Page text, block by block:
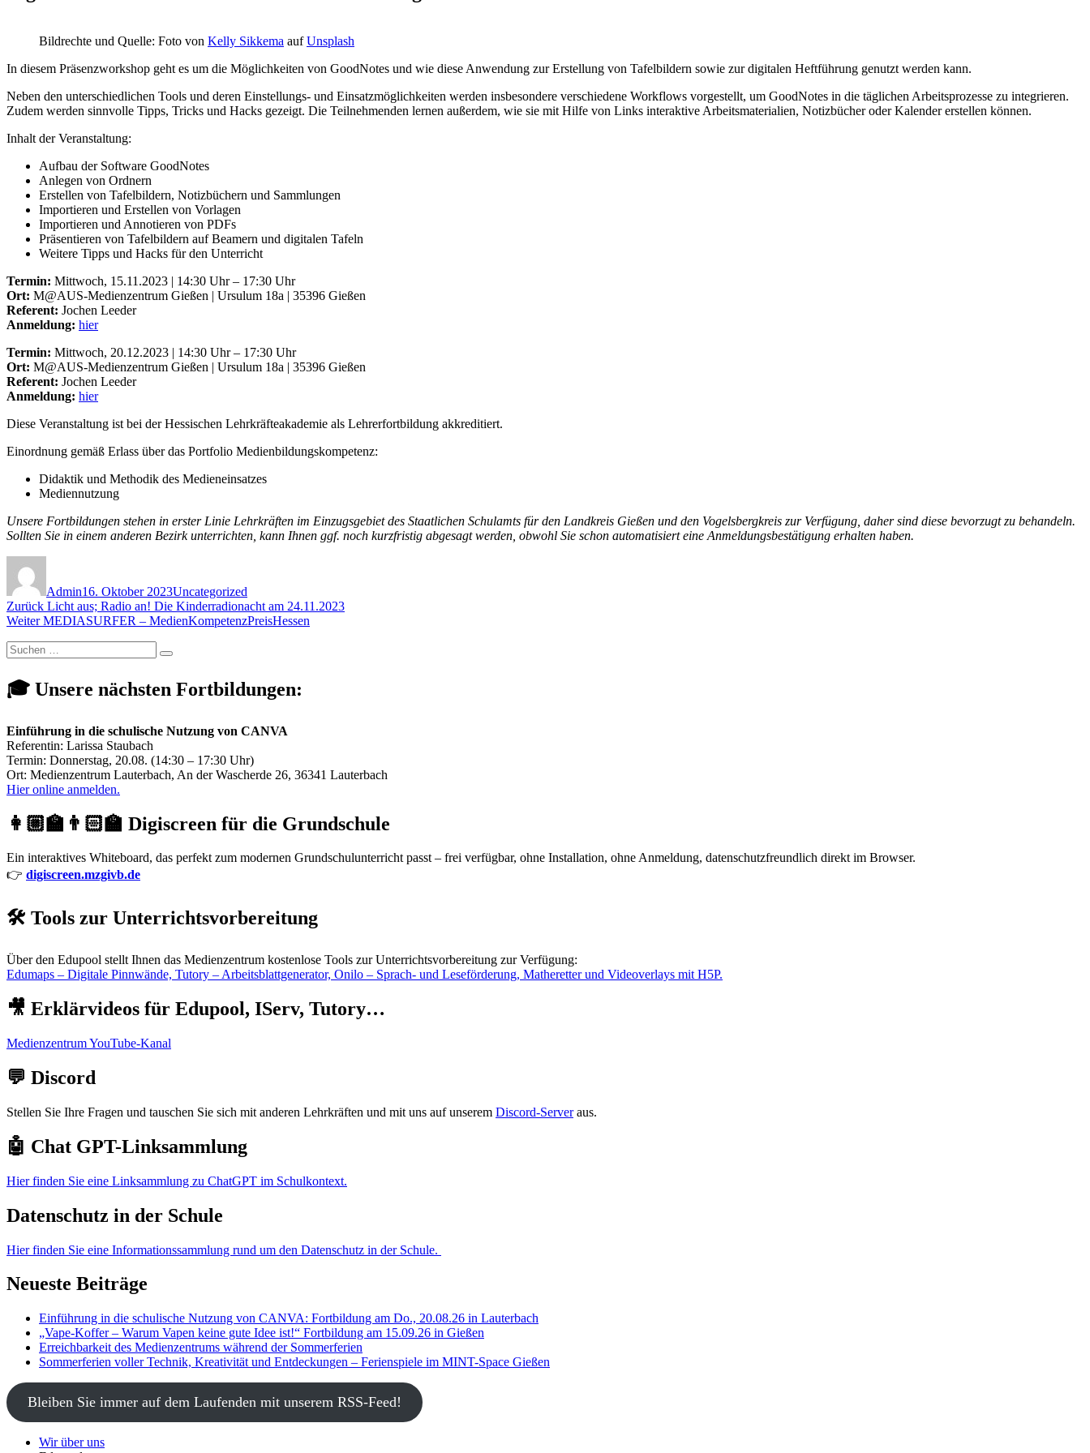
Bildrechte und Quelle: Foto von Kelly Sikkema aufUnsplash
In diesem Präsenzworkshop geht es um die Möglichkeiten von GoodNotes und wie diese Anwendung zur Erstellung von Tafelbildern sowie zur digitalen Heftführung genutzt werden kann.
Neben den unterschiedlichen Tools und deren Einstellungs- und Einsatzmöglichkeiten werden insbesondere verschiedene Workflows vorgestellt, um GoodNotes in die täglichen Arbeitsprozesse zu integrieren.
Zudem werden sinnvolle Tipps, Tricks und Hacks gezeigt. Die Teilnehmenden lernen außerdem, wie sie mit Hilfe von Links interaktive Arbeitsmaterialien, Notizbücher oder Kalender erstellen können.
Inhalt der Veranstaltung:
Aufbau der Software GoodNotes
Anlegen von Ordnern
Erstellen von Tafelbildern, Notizbüchern und Sammlungen
Importieren und Erstellen von Vorlagen
Importieren und Annotieren von PDFs
Präsentieren von Tafelbildern auf Beamern und digitalen Tafeln
Weitere Tipps und Hacks für den Unterricht
Termin: Mittwoch, 15.11.2023 | 14:30 Uhr – 17:30 Uhr
Ort: M@AUS-Medienzentrum Gießen | Ursulum 18a | 35396 Gießen
Referent: Jochen Leeder
Anmeldung: hier
Termin: Mittwoch, 20.12.2023 | 14:30 Uhr – 17:30 Uhr
Ort: M@AUS-Medienzentrum Gießen | Ursulum 18a | 35396 Gießen
Referent: Jochen Leeder
Anmeldung: hier
Diese Veranstaltung ist bei der Hessischen Lehrkräfteakademie als Lehrerfortbildung akkreditiert.
Einordnung gemäß Erlass über das Portfolio Medienbildungskompetenz:
Didaktik und Methodik des Medieneinsatzes
Mediennutzung
Unsere Fortbildungen stehen in erster Linie Lehrkräften im Einzugsgebiet des Staatlichen Schulamts für den Landkreis Gießen und den Vogelsbergkreis zur Verfügung, daher sind diese bevorzugt zu behandeln.
Sollten Sie in einem anderen Bezirk unterrichten, kann Ihnen ggf. noch kurzfristig abgesagt werden, obwohl Sie schon automatisiert eine Anmeldungsbestätigung erhalten haben.
Admin16. Oktober 2023Uncategorized
Beitragsnavigation
Zurück Vorheriger
Beitrag:
Licht aus; Radio an! Die Kinderradionacht am 24.11.2023
Weiter Nächster
MEDIASURFER – MedienKompetenzPreisHessen
Suchen
nach:
Suchen
🎓 Unsere nächsten Fortbildungen:
Einführung in die schulische Nutzung von CANVA
Referentin: Larissa Staubach
Termin: Donnerstag, 20.08. (14:30 – 17:30 Uhr)
Ort: Medienzentrum Lauterbach, An der Wascherde 26, 36341 Lauterbach
Hier online anmelden.
👩🏼‍🏫👨🏻‍🏫 Digiscreen für die Grundschule
Ein interaktives Whiteboard, das perfekt zum modernen Grundschulunterricht passt – frei verfügbar, ohne Installation, ohne Anmeldung, datenschutzfreundlich direkt im Browser.
👉 digiscreen.mzgivb.de
🛠️ Tools zur Unterrichtsvorbereitung
Über den Edupool stellt Ihnen das Medienzentrum kostenlose Tools zur Unterrichtsvorbereitung zur Verfügung:
Edumaps – Digitale Pinnwände, Tutory – Arbeitsblattgenerator, Onilo – Sprach- und Leseförderung, Matheretter und Videoverlays mit H5P.
🎥 Erklärvideos für Edupool, IServ, Tutory…
Medienzentrum YouTube-Kanal
💬 Discord
Stellen Sie Ihre Fragen und tauschen Sie sich mit anderen Lehrkräften und mit uns auf unserem Discord-Serveraus.
🤖 Chat GPT-Linksammlung
Hier finden Sie eine Linksammlung zu ChatGPT im Schulkontext.
Datenschutz in der Schule
Hier finden Sie eine Informationssammlung rund um den Datenschutz in der Schule.
Neueste Beiträge
Einführung in die schulische Nutzung von CANVA: Fortbildung am Do., 20.08.26 in Lauterbach
„Vape-Koffer – Warum Vapen keine gute Idee ist!“ Fortbildung am 15.09.26 in Gießen
Erreichbarkeit des Medienzentrums während der Sommerferien
Sommerferien voller Technik, Kreativität und Entdeckungen – Ferienspiele im MINT-Space Gießen
Bleiben Sie immer auf dem Laufenden mit unserem RSS-Feed!
Wir über uns